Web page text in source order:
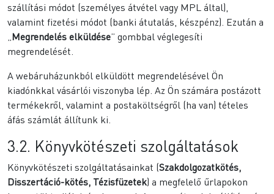
szállítási módot (személyes átvétel vagy MPL által),
valamint fizetési módot (banki átutalás, készpénz). Ezután a
Megrendelés elküldése” gombbal véglegesíti
megrendelését.
A webáruházunkból elküldött megrendelésével Ön
kiadónkkal vásárlói viszonyba lép. Az Ön számára postázott
termékekről, valamint a postaköltségről (ha van) tételes
áfás számlát állítunk ki.
3.2. Könyvkötészeti szolgáltatások
Könyvkötészeti szolgáltatásainkat (Szakdolgozatkötés,
Disszertáció-kötés, Tézisfüzetek) a megfelelő űrlapokon